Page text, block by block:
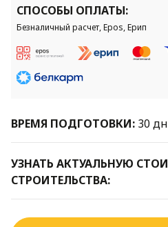
СПОСОБЫ ОПЛАТЫ:
Безналичный расчет, Epos, Ерип
ВРЕМЯ ПОДГОТОВКИ: 30
УЗНАТЬ АКТУАЛЬНУЮ
СТРОИТЕЛЬСТВА: